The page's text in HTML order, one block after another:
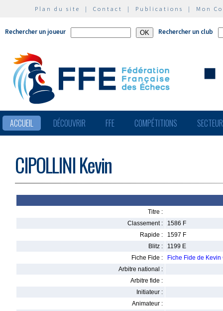
Plan du site | Contact | Publications | Mon
Rechercher un joueur Rechercher un club
ACCUEIL DÉCOUVRIR FFE COMPÉTITIONS
CIPOLLINI Kevin
Titre :
Classement :
1586 F
Rapide :
1597 F
Blitz :
1199 E
Fiche Fide :
Fiche Fide de Kevin
Arbitre national :
Arbitre fide :
Initiateur :
Animateur :